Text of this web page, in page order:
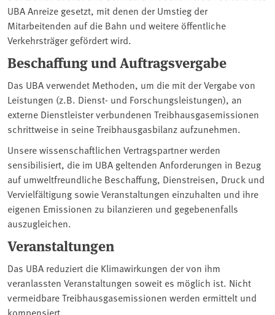
UBA Anreize gesetzt, mit denen der Umstieg der
Mitarbeitenden auf die Bahn und weitere öffentliche
Verkehrsträger gefördert wird.
Beschaffung und Auftragsvergabe
Das UBA verwendet Methoden, um die mit der Vergabe von
Leistungen (z.B. Dienst- und Forschungsleistungen), an
externe Dienstleister verbundenen Treibhausgasemissionen
schrittweise in seine Treibhausgasbilanz aufzunehmen.
Unsere wissenschaftlichen Vertragspartner werden
sensibilisiert, die im UBA geltenden Anforderungen in Bezug
auf umweltfreundliche Beschaffung, Dienstreisen, Druck und
Vervielfältigung sowie Veranstaltungen einzuhalten und ihre
eigenen Emissionen zu bilanzieren und gegebenenfalls
auszugleichen.
Veranstaltungen
Das UBA reduziert die Klimawirkungen der von ihm
veranlassten Veranstaltungen soweit es möglich ist. Nicht
vermeidbare Treibhausgasemissionen werden ermittelt und
kompensiert.